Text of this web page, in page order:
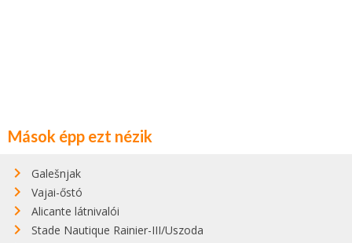
Mások épp ezt nézik
Galešnjak
Vajai-őstó
Alicante látnivalói
Stade Nautique Rainier-III/Uszoda